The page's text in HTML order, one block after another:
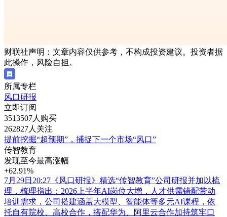
财联社声明：文章内容仅供参考，不构成投资建议。投资者据
此操作，风险自担。
所属专栏
风口研报
立即订阅
3513507人购买
262827人关注
提前挖掘“超预期”，捕捉下一个市场“风口”
传智教育
发现至今最高涨幅
+62.91%
7月29日20:27《风口研报》精选“传智教育”公司研报并加以梳
理，梳理指出：2026上半年AI岗位大增，人才供需错配带动
培训需求，公司搭建涵盖大模型、智能体等多元AI课程，依
托自有院校、高校合作，搭配华为、阿里云合作加持筑牢口